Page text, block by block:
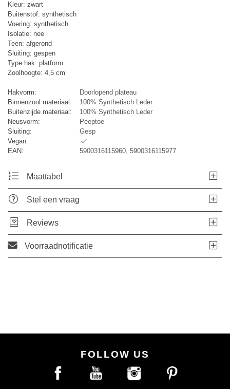
Kleur: zwart
Buitenstof: synthetisch
Voering: synthetisch
Isolatie: nee
Teen: afgerond
Sluiting: gespen
Type hak: platform
Zoolhoogte: 4,5 cm
Hakvorm:
Doorlopend plateau
Binnenzool materiaal:
100% Synthetisch Leder
Buitenzijde materiaal:
100% Synthetisch Leder
Neusvorm:
Peeptoe
Sluiting:
Gesp
Vegan:
EAN:
5900316115960, 5900316115977
Maattabel
Stel een vraag
Reviews
Voorraadnotificatie
FOLLOW US